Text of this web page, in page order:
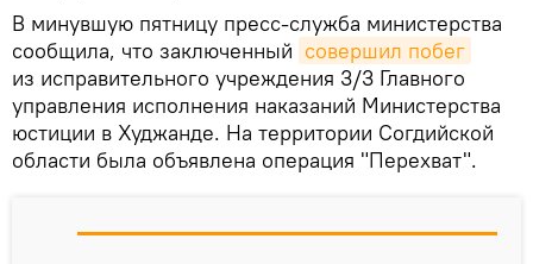
В минувшую пятницу пресс-служба министерства
сообщила, что заключенный совершил побег
из исправительного учреждения 3/3 Главного
управления исполнения наказаний Министерства
юстиции в Худжанде. На территории Согдийской
области была объявлена операция "Перехват".